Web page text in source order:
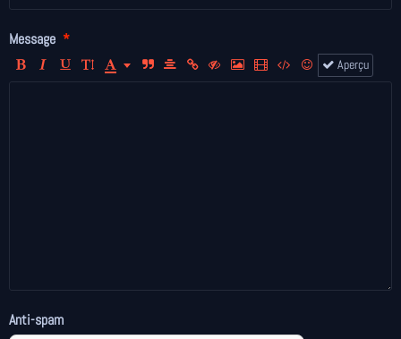
Message
Aperçu
Anti-spam